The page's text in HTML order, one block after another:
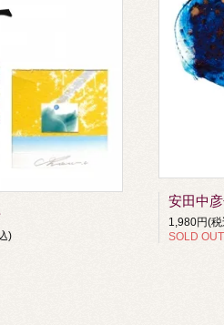
)
安田中
1,980円(
SOLD OUT